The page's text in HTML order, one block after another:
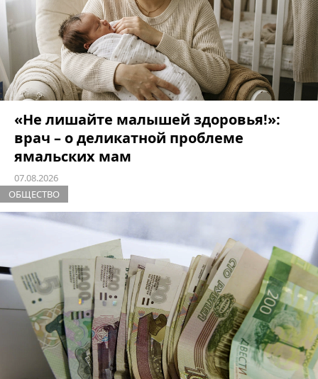
«Не лишайте малышей здоровья!»:
врач – о деликатной проблеме
ямальских мам
07.08.2026
ОБЩЕСТВО